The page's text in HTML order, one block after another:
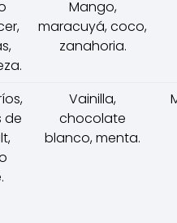
Mango,
maracuyá, coco,
zanahoria.
de
Vainilla,
chocolate
blanco, menta.